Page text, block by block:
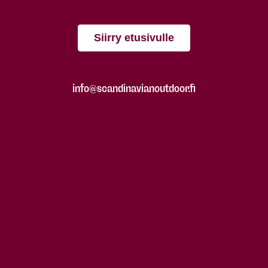
Siirry etusivulle
info@scandinavianoutdoor.fi